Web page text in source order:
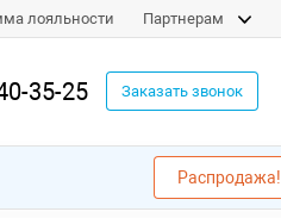
лояльности Партнерам
35-25 Заказать звонок
Распродажа!